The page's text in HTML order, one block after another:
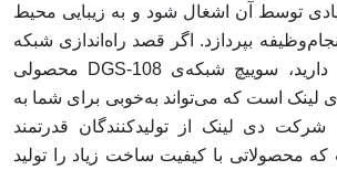
توسط آن اشغال شود و به زیبایی محیط
بپردازد. اگر قصد راه‌اندازی شبکه
کامپیوتری باسیم را دارید، سوییچ شبکه‌ی DGS-108 محصولی
است که می‌تواند به‌خوبی برای شما به
شرکت دی لینک از تولیدکنندگان قدرتمند
محصولاتی با کیفیت ساخت زیاد را تولید